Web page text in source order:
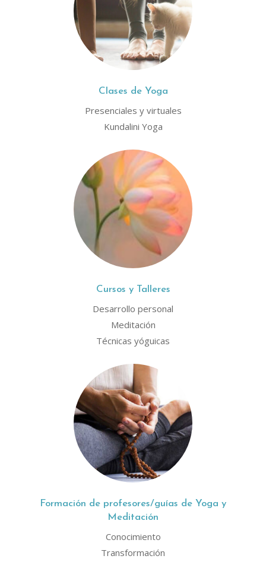
Clases de Yoga
Presenciales y virtuales
Kundalini Yoga
Cursos y Talleres
Desarrollo personal
Meditación
Técnicas yóguicas
Formación de profesores/guías de Yoga y
Meditación
Conocimiento
Transformación